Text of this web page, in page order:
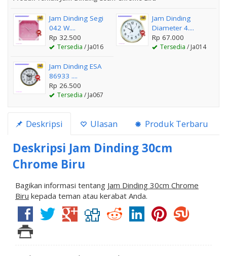
Jam Dinding Segi
042 W....
Rp 32.500
Tersedia / Ja016
Jam Dinding
Diameter 4....
Rp 67.000
Tersedia / Ja014
Jam Dinding ESA
86933 ....
Rp 26.500
Tersedia / Ja067
Deskripsi Ulasan Produk Terbaru
Deskripsi Jam Dinding 30cm
Chrome Biru
Bagikan informasi tentang Jam Dinding 30cm Chrome
Biru kepada teman atau kerabat Anda.